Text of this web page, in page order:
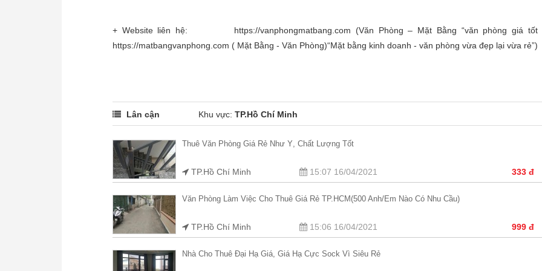
+ Website liên hệ: https://vanphongmatbang.com (Văn Phòng – Mặt Bằng “văn phòng giá tốt
https://matbangvanphong.com ( Mặt Bằng - Văn Phòng)“Mặt bằng kinh doanh - văn phòng vừa đẹp lại vừa rẻ”)
Lân cận Khu vực:TP.Hồ Chí Minh
Thuê Văn Phòng Giá Rẻ Như Ý, Chất Lượng Tốt
TP.Hồ Chí Minh 15:07 16/04/2021 333 đ
Văn Phòng Làm Việc Cho Thuê Giá Rẻ TP.HCM(500 Anh/em Nào Có Nhu Cầu)
TP.Hồ Chí Minh 15:06 16/04/2021 999 đ
Nhà Cho Thuê Đại Hạ Giá, Giá Hạ Cực Sock Vì Siêu Rẻ